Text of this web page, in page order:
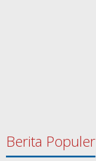
Berita Populer